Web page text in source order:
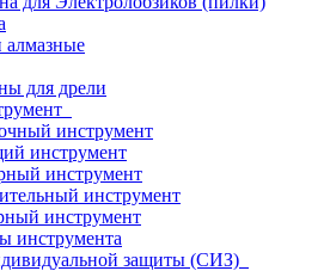
для дрели
инструмент
инструмент
инструмент
инструмент
инструмент
инструмента
защиты (СИЗ)